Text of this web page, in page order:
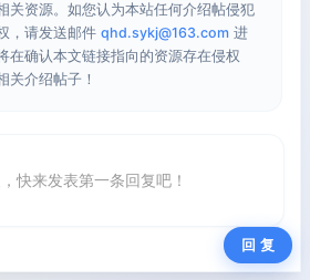
关资源。如您认为本站任何介绍帖侵犯
，请发送邮件 qhd.sykj@163.com 进
在确认本文链接指向的资源存在侵权
关介绍帖子！
快来发表第一条回复吧！
回 复